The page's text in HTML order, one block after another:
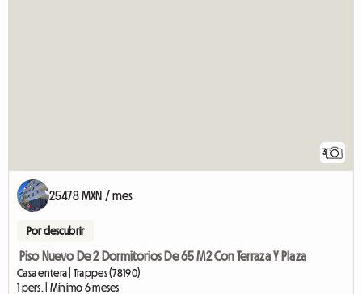
3
25478 MXN / mes
Por descubrir
Piso Nuevo De 2 Dormitorios De 65 M2 Con Terraza Y Plaza
Casa entera | Trappes (78190)
1 pers. | Mínimo 6 meses